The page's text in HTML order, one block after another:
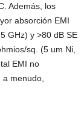
Además, los
absorción EMI
GHz) y >80 dB SE
sq. (5 um Ni,
EMI no
menudo,